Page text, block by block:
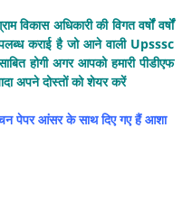
अधिकारी की विगत वर्षों वर्षों
कराई है जो आने वाली Upsssc
होगी अगर आपको हमारी पीडीएफ
अपने दोस्तों को शेयर करें
पेपर आंसर के साथ दिए गए हैं आशा